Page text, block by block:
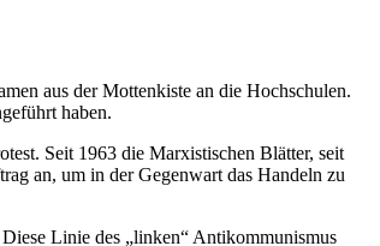
aus der Mottenkiste an die Hochschulen.
haben.
Seit 1963 die Marxistischen Blätter, seit
an, um in der Gegenwart das Handeln zu
Linie des „linken“ Antikommunismus